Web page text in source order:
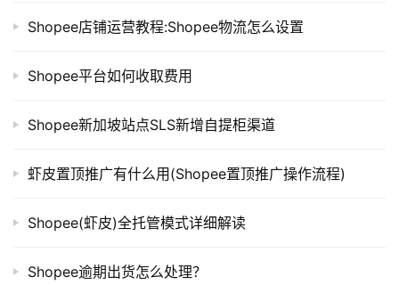
Shopee店铺运营教程:Shopee物流怎么设置
Shopee平台如何收取费用
Shopee新加坡站点SLS新增自提柜渠道
虾皮置顶推广有什么用(Shopee置顶推广操作流程)
Shopee(虾皮)全托管模式详细解读
Shopee逾期出货怎么处理？